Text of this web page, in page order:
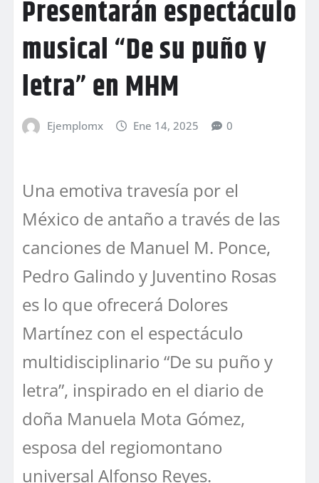
Presentarán espectáculo
musical “De su puño y
letra” en MHM
Ejemplomx Ene 14, 2025 0
Una emotiva travesía por el
México de antaño a través de las
canciones de Manuel M. Ponce,
Pedro Galindo y Juventino Rosas
es lo que ofrecerá Dolores
Martínez con el espectáculo
multidisciplinario “De su puño y
letra”, inspirado en el diario de
doña Manuela Mota Gómez,
esposa del regiomontano
universal Alfonso Reyes.